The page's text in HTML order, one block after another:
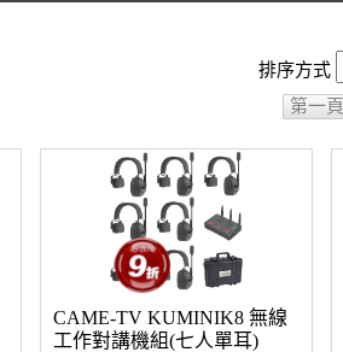
排序方式
第一頁
CAME-TV KUMINIK8 無線
工作對講機組(七人單耳)